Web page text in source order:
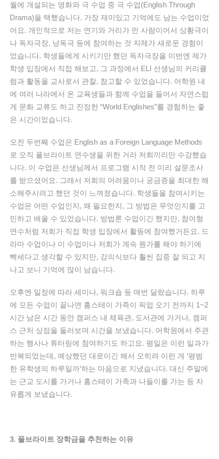
월에 개설되는 영화와 극 수업 중 극 수업(English Through
Drama)을 택했습니다. 가장 재미있고 기억에도 남는 수업이었
어요. 개인적으로 저는 연기와 거리가 먼 사람이어서 상황극이
나 독자극장, 낭독극 등에 참여하는 것 자체가 새로운 경험이
었습니다. 학생들에게 시키기만 했던 독자극장을 이번엔 제가
학생 입장에서 직접 해보고, 그 과정에서 ELI 선생님의 커리큘
럼과 활동을 교사로서 관찰, 참고할 수 있었습니다. 어학원 내
에 여러 나라에서 온 교육생들과 함께 수업을 들어서 자연스럽
게 문화 교류도 하고 진정한 “World Englishes”를 경험하는 좋
은 시간이었습니다.
오전 두번째 수업은 English as a Foreign Language Methods
로 오직 풀브라이트 연수생을 위한 거라 저희끼리만 수강했습
니다. 이 수업은 선생님께서 프로그램 시작 전 미리 설문조사
를 받으셨어요. 그래서 저희의 어려움이나 궁금증을 최대한 해
소해주시려고 했던 것이 느껴졌습니다. 학생들을 참여시키는
수업은 어떤 수업인지, 왜 필요한지, 그 방법은 무엇인지를 고
민하고 배울 수 있었습니다. 방법론 수업이긴 했지만, 참여형
연수처럼 저희가 직접 학생 입장에서 활동에 참여했거든요. 드
라마 수업이나 이 수업이나 저희가 계속 뭔가를 해야 하기에
빡세다고 생각할 수 있지만, 강의식보다 훨씬 집중 잘 되고 지
나고 보니 기억에 많이 남습니다.
오후엔 일정에 따라 세미나, 워크숍 등 매번 달랐습니다. 하루
에 모든 수업이 끝나면 홈스테이 가족이 픽업 오기 전까지 1~2
시간 남은 시간 동안 캠퍼스 내 체육관, 도서관에 가거나, 캠퍼
스 근처 상점을 둘러보며 시간을 보냈습니다. 어학원에서 주관
하는 행사나 튜터링에 참여하기도 하고요. 평일은 이런 일과가
반복되었는데, 예상했던 대로이긴 해서 오히려 이런 게 ‘평범
한 유학생의 하루일까’하는 마음으로 지냈습니다. 대신 주말에
는 근교 도시를 가거나 홈스테이 가족과 나들이를 가는 등 자
유롭게 보냈습니다.
3. 풀브라이트 장학금을 추천하는 이유